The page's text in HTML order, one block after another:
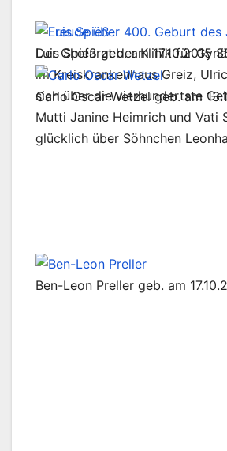
Der Chefarzt der Klinik für
im Kreiskrankenhaus Greiz,
sich über die vierhundertste
Mutti Janine Heimrich und Vati
glücklich über Söhnchen
Ben-Leon Preller geb. am
Luis Spieß geb. am 17.10.2015
Carlo Oscar Wetzel geb. am